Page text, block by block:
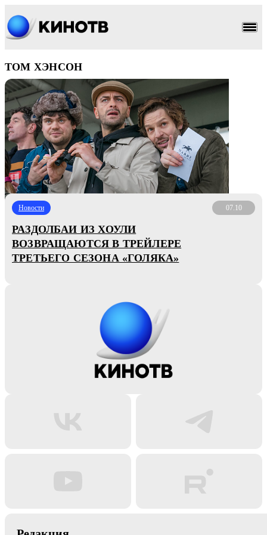
ТОМ ХЭНСОН
Новости 07.10
РАЗДОЛБАИ ИЗ ХОУЛИ
ВОЗВРАЩАЮТСЯ В ТРЕЙЛЕРЕ
ТРЕТЬЕГО СЕЗОНА «ГОЛЯКА»